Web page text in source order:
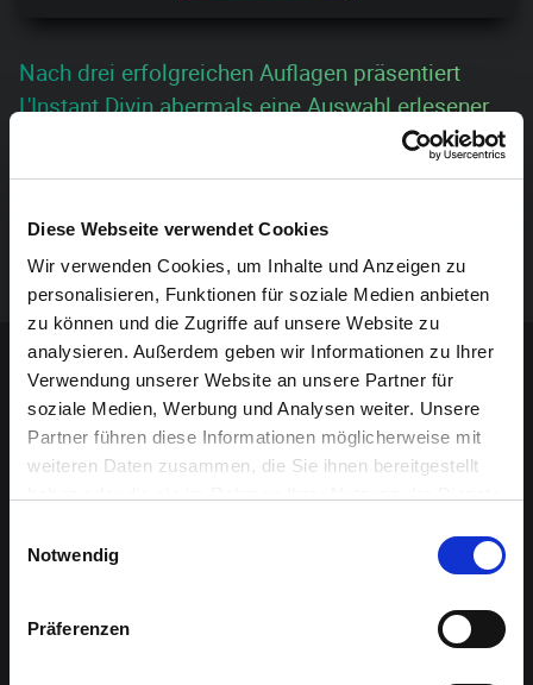
Diese Webseite verwendet Cookies
Wir verwenden Cookies, um Inhalte und Anzeigen zu
personalisieren, Funktionen für soziale Medien anbieten
zu können und die Zugriffe auf unsere Website zu
analysieren. Außerdem geben wir Informationen zu Ihrer
Verwendung unserer Website an unsere Partner für
soziale Medien, Werbung und Analysen weiter. Unsere
Partner führen diese Informationen möglicherweise mit
weiteren Daten zusammen, die Sie ihnen bereitgestellt
Notwendig
Präferenzen
Nach drei erfolgreichen Auflagen präsentiert
L'Instant Divin abermals eine Auswahl erlesener
Weine mit Fokus auf hochwertige Erzeugnisse
aus regionaler Entwicklung und nachhaltiger
Sponsoren-Inhalt